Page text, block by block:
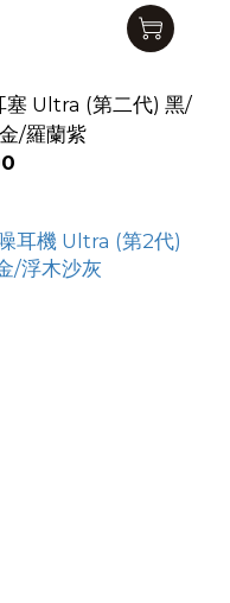
Ultra (第二代) 黑/
/羅蘭紫